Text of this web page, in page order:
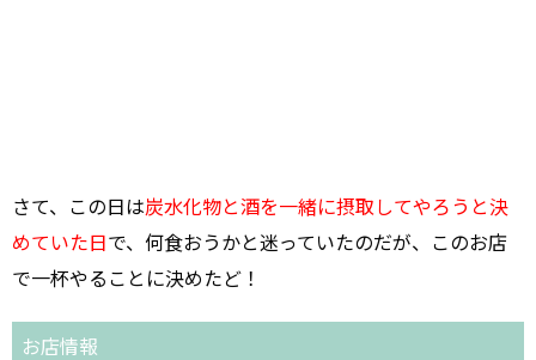
さて、この日は炭水化物と酒を一緒に摂取してやろうと決
めていた日 で、何食おうかと迷っていたのだが、このお店
で一杯やることに決めたど！
お店情報